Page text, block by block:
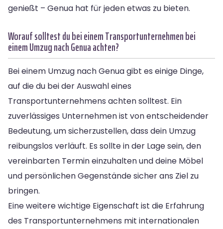
genießt – Genua hat für jeden etwas zu bieten.
Worauf solltest du bei einem Transportunternehmen bei
einem Umzug nach Genua achten?
Bei einem Umzug nach Genua gibt es einige Dinge,
auf die du bei der Auswahl eines
Transportunternehmens achten solltest. Ein
zuverlässiges Unternehmen ist von entscheidender
Bedeutung, um sicherzustellen, dass dein Umzug
reibungslos verläuft. Es sollte in der Lage sein, den
vereinbarten Termin einzuhalten und deine Möbel
und persönlichen Gegenstände sicher ans Ziel zu
bringen.
Eine weitere wichtige Eigenschaft ist die Erfahrung
des Transportunternehmens mit internationalen